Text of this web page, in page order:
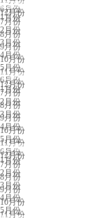
12月份
6月份
7月份
8月份
9月份
10月份
11月份
12月份
成都展会排期
1月份
2月份
3月份
4月份
5月份
6月份
7月份
8月份
9月份
10月份
11月份
12月份
长沙展会排期
1月份
2月份
3月份
4月份
5月份
6月份
7月份
8月份
9月份
10月份
11月份
义乌展会排期
1月份
2月份
3月份
4月份
5月份